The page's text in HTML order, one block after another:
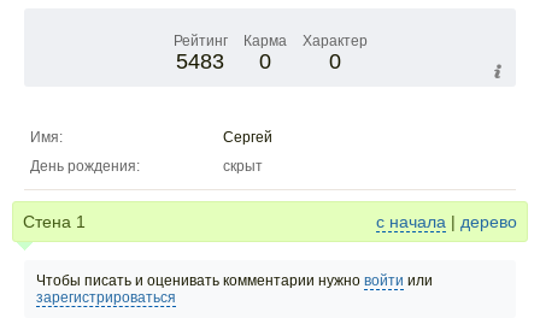
Рейтинг
5483
Карма
0
Характер
0
Имя:
Сергей
День рождения:
скрыт
Стена 1 с начала | дерево
Чтобы писать и оценивать комментарии нужно войти или
зарегистрироваться